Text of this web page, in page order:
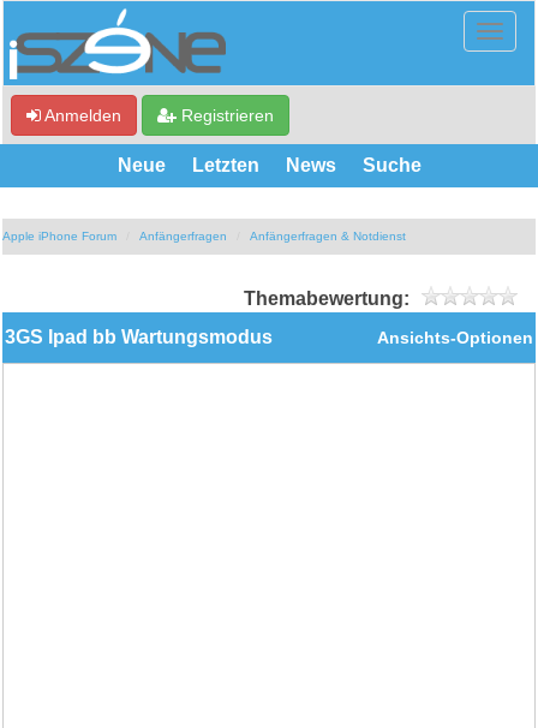
Anmelden Registrieren
Neue Letzten News Suche
Apple iPhone Forum Anfängerfragen Anfängerfragen & Notdienst
Themabewertung:
Ansichts-Optionen
3GS Ipad bb Wartungsmodus